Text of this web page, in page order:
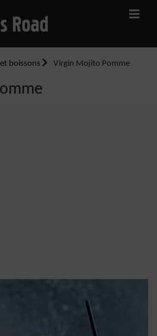
boissons Virgin Mojito Pomme